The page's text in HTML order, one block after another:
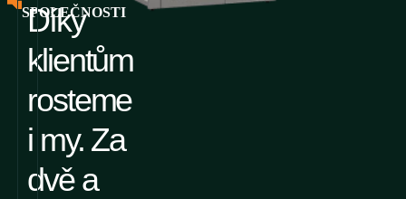
SPOLEČNOSTI
Díky
klientům
rosteme
i my. Za
dvě a